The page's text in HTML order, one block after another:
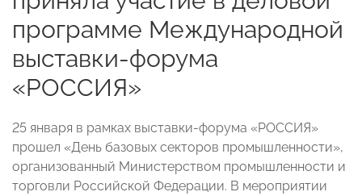
программе Международной
выставки-форума
«РОССИЯ»
25 января в рамках выставки-форума «РОССИЯ»
прошел «День базовых секторов промышленности»,
организованный Министерством промышленности и
торговли Российской Федерации. В мероприятии